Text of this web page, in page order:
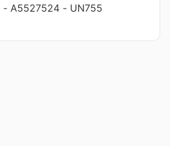
- A5527524 - UN755